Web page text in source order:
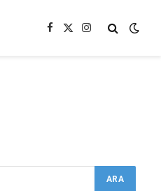
Facebook
X
Instagram